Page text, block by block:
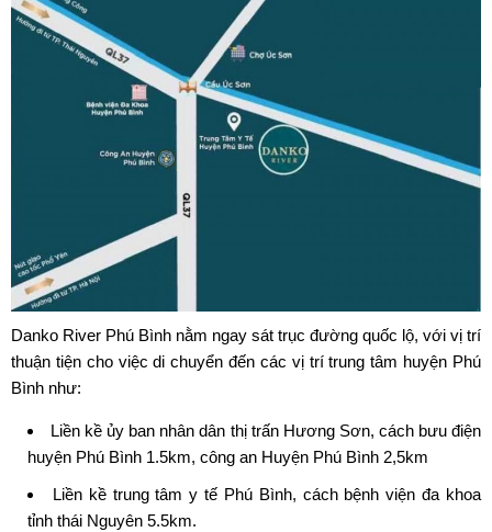
Danko River Phú Bình nằm ngay sát trục đường quốc lộ, với vị trí
thuận tiện cho việc di chuyển đến các vị trí trung tâm huyện Phú
Bình như:
Liền kề ủy ban nhân dân thị trấn Hương Sơn, cách bưu điện
huyện Phú Bình 1.5km, công an Huyện Phú Bình 2,5km
Liền kề trung tâm y tế Phú Bình, cách bệnh viện đa khoa
tỉnh thái Nguyên 5.5km.